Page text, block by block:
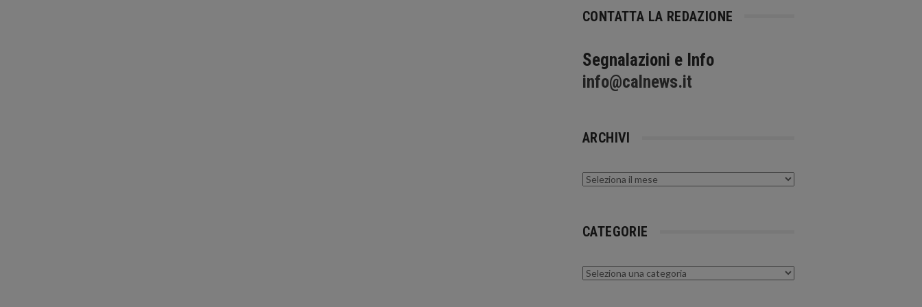
CONTATTA LA REDAZIONE
Segnalazioni e Info
info@calnews.it
ARCHIVI
Archivi
CATEGORIE
Categorie